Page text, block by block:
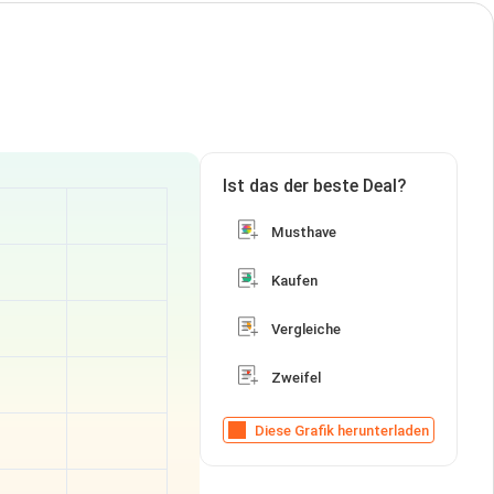
Ist das der beste Deal?
Musthave
Kaufen
Vergleiche
Zweifel
Diese Grafik herunterladen